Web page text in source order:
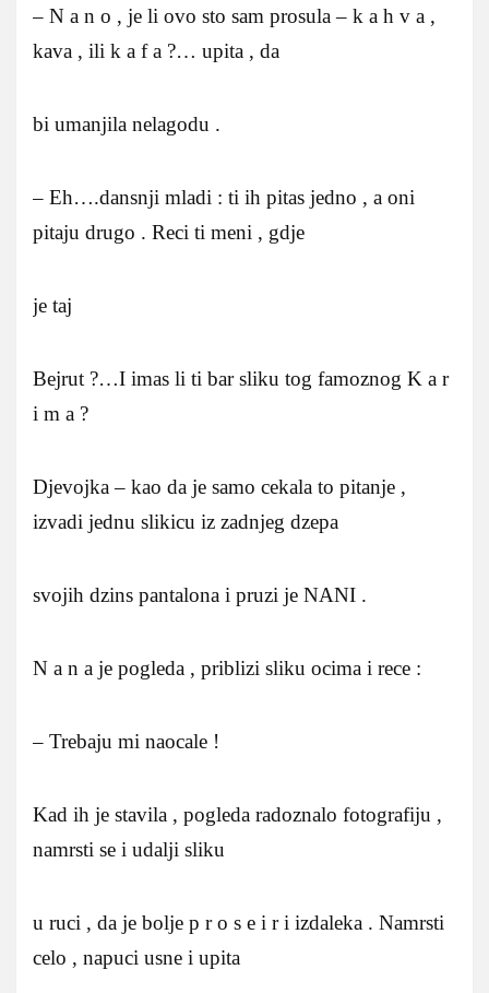
– N a n o , je li ovo sto sam prosula – k a h v a ,
kava , ili k a f a ?… upita , da
bi umanjila nelagodu .
– Eh….dansnji mladi : ti ih pitas jedno , a oni
pitaju drugo . Reci ti meni , gdje
je taj
Bejrut ?…I imas li ti bar sliku tog famoznog K a r
i m a ?
Djevojka – kao da je samo cekala to pitanje ,
izvadi jednu slikicu iz zadnjeg dzepa
svojih dzins pantalona i pruzi je NANI .
N a n a je pogleda , priblizi sliku ocima i rece :
– Trebaju mi naocale !
Kad ih je stavila , pogleda radoznalo fotografiju ,
namrsti se i udalji sliku
u ruci , da je bolje p r o s e i r i izdaleka . Namrsti
celo , napuci usne i upita